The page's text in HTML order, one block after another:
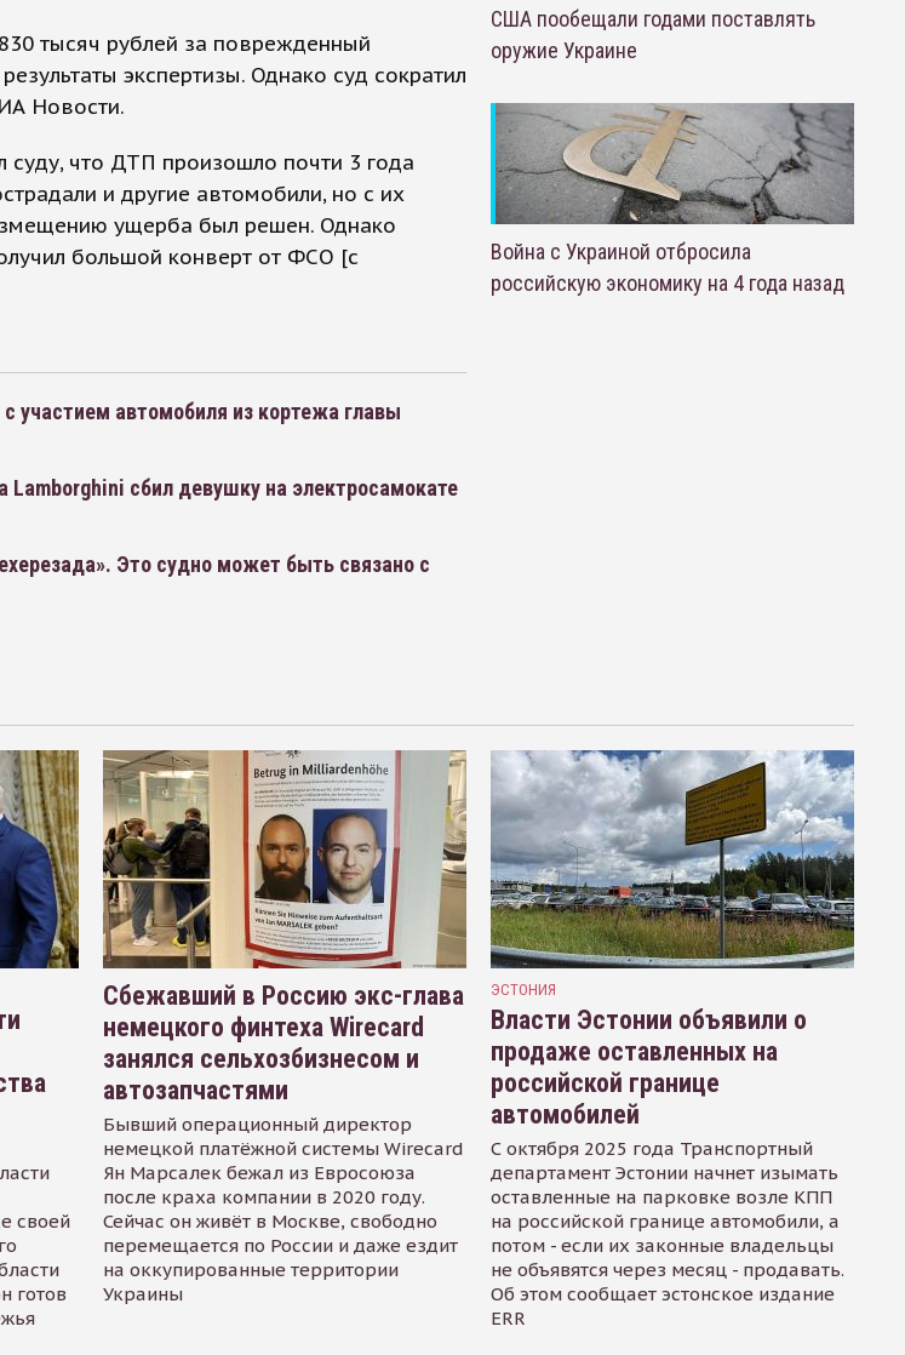
тысяч рублей за поврежденный
экспертизы. Однако суд сократил
Новости.
что ДТП произошло почти 3 года
и другие автомобили, но с их
ущерба был решен. Однако
большой конверт от ФСО [с
участием автомобиля из кортежа главы
Lamborghini сбил девушку на электросамокате
Это судно может быть связано с
США пообещали годами поставлять
оружие Украине
Война с Украиной отбросила
российскую экономику на 4 года назад
своей
готов
Сбежавший в Россию экс-глава
немецкого финтеха Wirecard
занялся сельхозбизнесом и
автозапчастями
Бывший операционный директор
немецкой платёжной системы Wirecard
Ян Марсалек бежал из Евросоюза
после краха компании в 2020 году.
Сейчас он живёт в Москве, свободно
перемещается по России и даже ездит
на оккупированные территории
Украины
ЭСТОНИЯ
Власти Эстонии объявили о
продаже оставленных на
российской границе
автомобилей
С октября 2025 года Транспортный
департамент Эстонии начнет изымать
оставленные на парковке возле КПП
на российской границе автомобили, а
потом - если их законные владельцы
не объявятся через месяц - продавать.
Об этом сообщает эстонское издание
ERR